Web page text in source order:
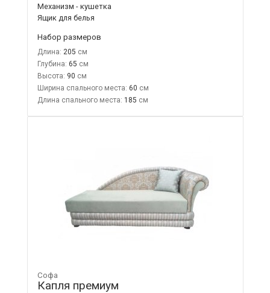
Механизм - кушетка
Ящик для белья
Набор размеров
Длина: 205
Глубина: 65
Высота: 90
Ширина спального места: 60
Длина спального места: 185
Софа
Капля премиум